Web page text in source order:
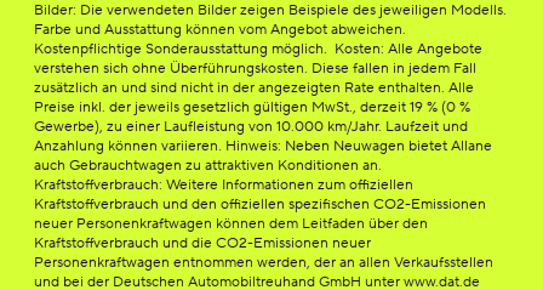
Bilder: Die verwendeten Bilder zeigen Beispiele des jeweiligen Modells.
Farbe und Ausstattung können vom Angebot abweichen.
Kostenpflichtige Sonderausstattung möglich. Kosten: Alle Angebote
verstehen sich ohne Überführungskosten. Diese fallen in jedem Fall
zusätzlich an und sind nicht in der angezeigten Rate enthalten. Alle
Preise inkl. der jeweils gesetzlich gültigen MwSt., derzeit 19 % (0 %
Gewerbe), zu einer Laufleistung von 10.000 km/Jahr. Laufzeit und
Anzahlung können variieren. Hinweis: Neben Neuwagen bietet Allane
auch Gebrauchtwagen zu attraktiven Konditionen an.
Kraftstoffverbrauch: Weitere Informationen zum offiziellen
Kraftstoffverbrauch und den offiziellen spezifischen CO2-Emissionen
neuer Personenkraftwagen können dem Leitfaden über den
Kraftstoffverbrauch und die CO2-Emissionen neuer
Personenkraftwagen entnommen werden, der an allen Verkaufsstellen
und bei der Deutschen Automobiltreuhand GmbH unter www.dat.de